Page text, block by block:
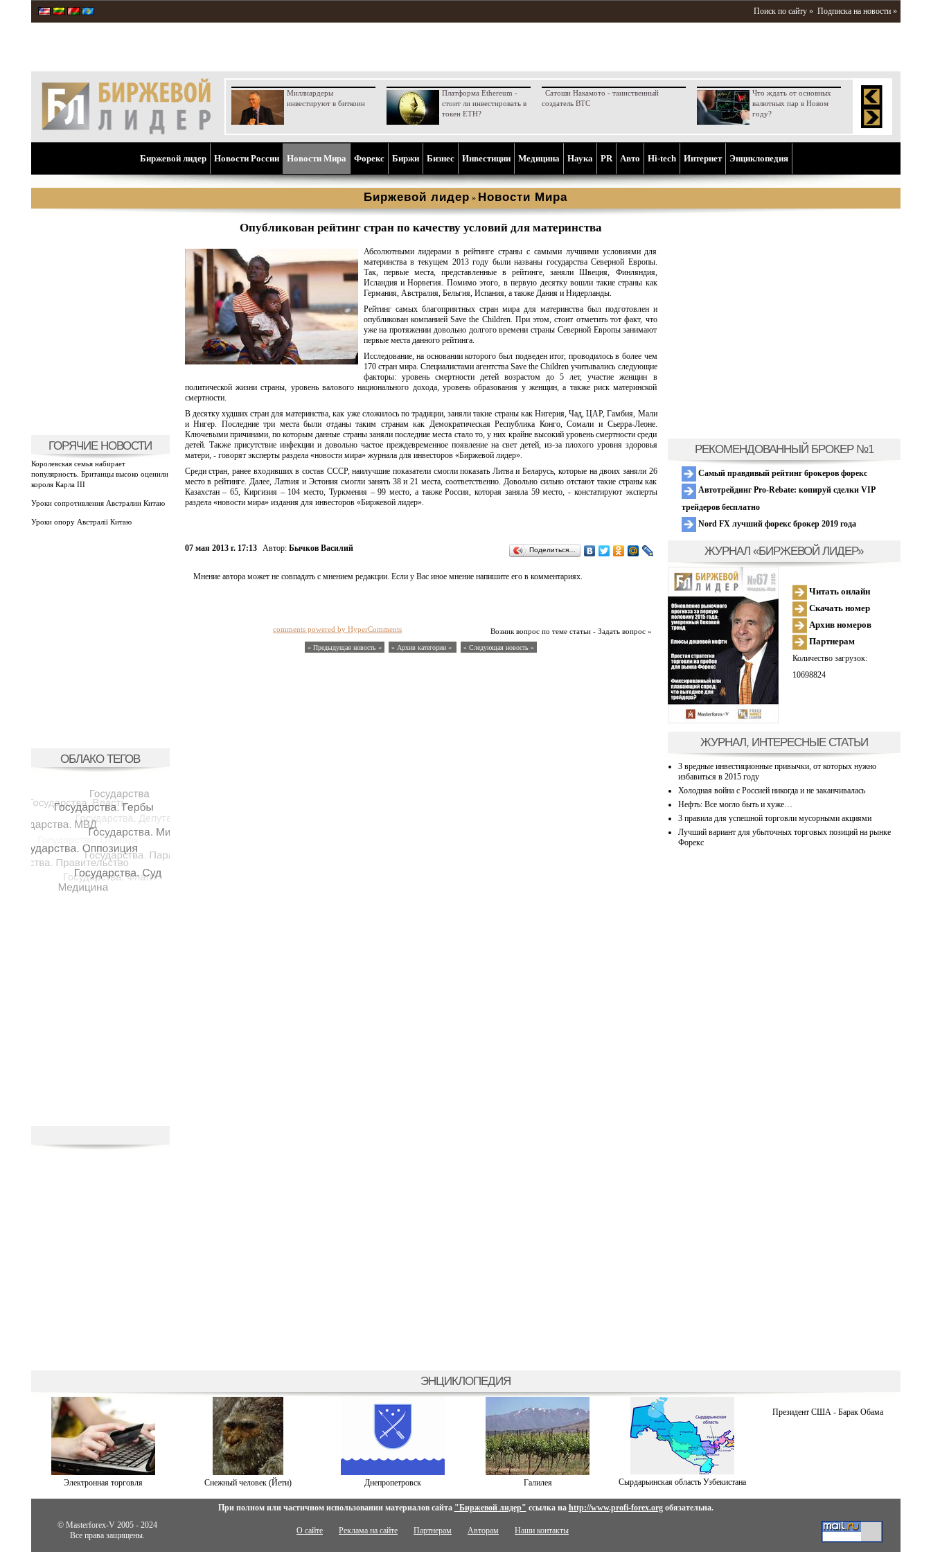
Поиск по сайту » Подписка на новости »
Миллиардеры
инвестируют в биткоин
Платформа Ethereum -
стоит ли инвестировать в
токен ETH?
Сатоши Накамото - таинственный
создатель BTC
Что ждать от основных
валютных пар в Новом
году?
Биржевой лидер Новости России Новости Мира Форекс Биржи Бизнес Инвестиции Медицина Наука PR Aвто Hi-tech Интернет Энциклопедия
Биржевой лидер » Новости Мира
ГОРЯЧИЕ НОВОСТИ
Королевская семья набирает
популярность. Британцы высоко оценили
короля Карла III
Уроки сопротивления Австралии Китаю
Уроки опору Австралії Китаю
ОБЛАКО ТЕГОВ
Опубликован рейтинг стран по качеству условий для материнства
Абсолютными лидерами в рейтинге страны с самыми лучшими условиями для
материнства в текущем 2013 году были названы государства Северной Европы.
Так, первые места, представленные в рейтинге, заняли Швеция, Финляндия,
Исландия и Норвегия. Помимо этого, в первую десятку вошли такие страны как
Германия, Австралия, Бельгия, Испания, а также Дания и Нидерланды.
Рейтинг самых благоприятных стран мира для материнства был подготовлен и
опубликован компанией Save the Children. При этом, стоит отметить тот факт, что
уже на протяжении довольно долгого времени страны Северной Европы занимают
первые места данного рейтинга.
Исследование, на основании которого был подведен итог, проводилось в более чем
170 стран мира. Специалистами агентства Save the Children учитывались следующие
факторы: уровень смертности детей возрастом до 5 лет, участие женщин в
политической жизни страны, уровень валового национального дохода, уровень образования у женщин, а также риск материнской
смертности.
В десятку худших стран для материнства, как уже сложилось по традиции, заняли такие страны как Нигерия, Чад, ЦАР, Гамбия, Мали
и Нигер. Последние три места были отданы таким странам как Демократическая Республика Конго, Сомали и Сьерра-Леоне.
Ключевыми причинами, по которым данные страны заняли последние места стало то, у них крайне высокий уровень смертности среди
детей. Также присутствие инфекции и довольно частое преждевременное появление на свет детей, из-за плохого уровня здоровья
матери, - говорят эксперты раздела «новости мира» журнала для инвесторов «Биржевой лидер».
Среди стран, ранее входивших в состав СССР, наилучшие показатели смогли показать Литва и Беларусь, которые на двоих заняли 26
место в рейтинге. Далее, Латвия и Эстония смогли занять 38 и 21 места, соответственно. Довольно сильно отстают такие страны как
Казахстан – 65, Киргизия – 104 место, Туркмения – 99 место, а также Россия, которая заняла 59 место, - констатируют эксперты
раздела «новости мира» издания для инвесторов «Биржевой лидер».
07 мая 2013 г. 17:13 Автор: Бычков Василий Поделиться…
Мнение автора может не совпадать с мнением редакции. Если у Вас иное мнение напишите его в комментариях.
Возник вопрос по теме статьи - Задать вопрос »
comments powered by HyperComments
« Предыдущая новость « » Архив категории « » Следующая новость »
РЕКОМЕНДОВАННЫЙ БРОКЕР №1
Самый правдивый рейтинг брокеров форекс
Автотрейдинг Pro-Rebate: копируй сделки VIP
трейдеров бесплатно
Nord FX лучший форекс брокер 2019 года
ЖУРНАЛ «БИРЖЕВОЙ ЛИДЕР»
Читать онлайн
Скачать номер
Архив номеров
Партнерам
Количество загрузок:
10698824
ЖУРНАЛ, ИНТЕРЕСНЫЕ СТАТЬИ
3 вредные инвестиционные привычки, от которых нужно
избавиться в 2015 году
Холодная война с Россией никогда и не заканчивалась
Нефть: Все могло быть и хуже…
3 правила для успешной торговли мусорными акциями
Лучший вариант для убыточных торговых позиций на рынке
Форекс
ЭНЦИКЛОПЕДИЯ
Электронная торговля Снежный человек (Йети) Днепропетровск Галилея Сырдарьинская область Узбекистана
Президент США - Барак Обама
При полном или частичном использовании материалов сайта "Биржевой лидер" ссылка на http://www.profi-forex.orgобязательна.
© Masterforex-V 2005 - 2024
Все права защищены.
О сайте Реклама на сайте Партнерам Авторам Наши контакты